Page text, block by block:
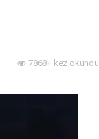
7868+ kez okundu.